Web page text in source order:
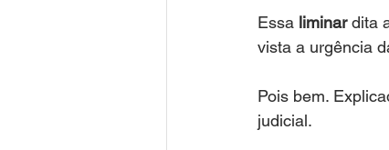
Essa liminar dita
vista a urgência
Pois bem.
judicial.